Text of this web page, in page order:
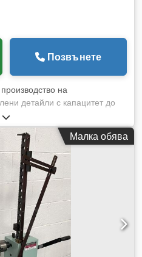
Позвънете
на
детайли с капацитет до
включително въртене на
на всяка плъзгаща шина,
и други
се използва в
пружини за селското
е подходяща и за
двойно-торсионни,
и лентови детайли.
Малка обява